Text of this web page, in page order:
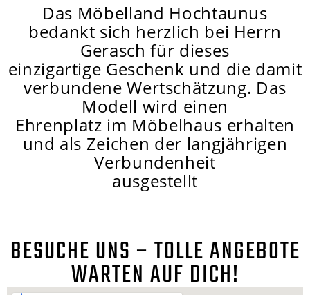
Das Möbelland Hochtaunus
bedankt sich herzlich bei Herrn
Gerasch für dieses
einzigartige Geschenk und die damit
verbundene Wertschätzung. Das
Modell wird einen
Ehrenplatz im Möbelhaus erhalten
und als Zeichen der langjährigen
Verbundenheit
ausgestellt
BESUCHE UNS – TOLLE ANGEBOTE
WARTEN AUF DICH!